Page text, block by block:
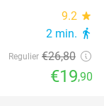
9.2 star
2 min. directions_walk
Regulier €26,80
€19,90